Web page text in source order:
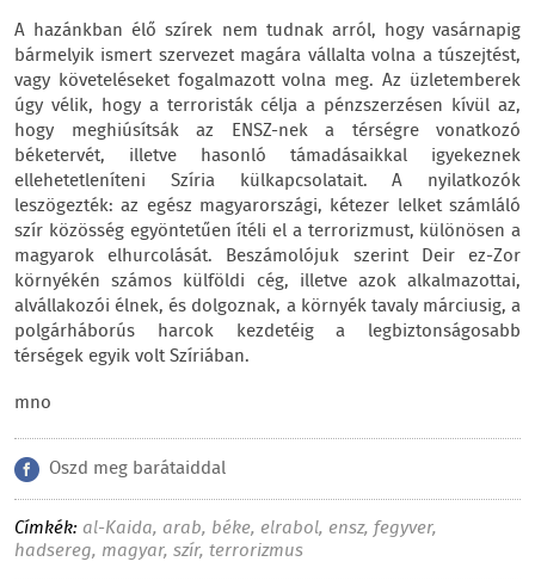
A hazánkban élő szírek nem tudnak arról, hogy vasárnapig
bármelyik ismert szervezet magára vállalta volna a túszejtést,
vagy követeléseket fogalmazott volna meg. Az üzletemberek
úgy vélik, hogy a terroristák célja a pénzszerzésen kívül az,
hogy meghiúsítsák az ENSZ-nek a térségre vonatkozó
béketervét, illetve hasonló támadásaikkal igyekeznek
ellehetetleníteni Szíria külkapcsolatait. A nyilatkozók
leszögezték: az egész magyarországi, kétezer lelket számláló
szír közösség egyöntetűen ítéli el a terrorizmust, különösen a
magyarok elhurcolását. Beszámolójuk szerint Deir ez-Zor
környékén számos külföldi cég, illetve azok alkalmazottai,
alvállakozói élnek, és dolgoznak, a környék tavaly márciusig, a
polgárháborús harcok kezdetéig a legbiztonságosabb
térségek egyik volt Szíriában.
mno
Oszd meg barátaiddal
Címkék: al-Kaida, arab, béke, elrabol, ensz,fegyver,
hadsereg, magyar, szír, terrorizmus